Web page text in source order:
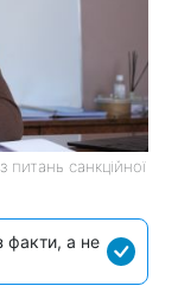
санкційної
факти, а не